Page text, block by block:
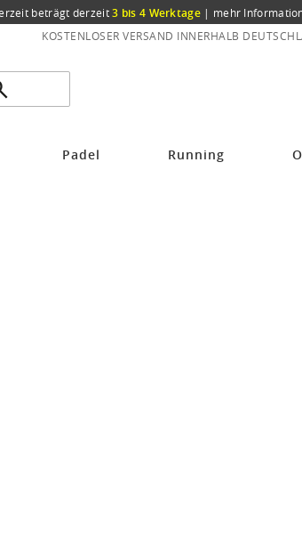
beträgt derzeit3 bis 4 Werktage | mehr
KOSTENLOSER VERSAND INNERHALB
Padel Running